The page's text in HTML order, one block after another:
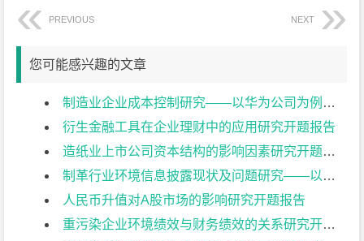
PREVIOUS NEXT
您可能感兴趣的文章
制造业企业成本控制研究——以华为公司为例开题报告
衍生金融工具在企业理财中的应用研究开题报告
造纸业上市公司资本结构的影响因素研究开题报告
制革行业环境信息披露现状及问题研究——以兴业皮革科技股份有限公司为例开题报告
人民币升值对A股市场的影响研究开题报告
重污染企业环境绩效与财务绩效的关系研究开题报告